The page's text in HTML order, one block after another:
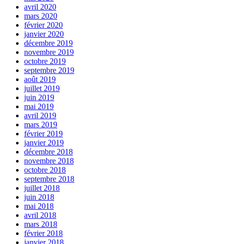
avril 2020
mars 2020
février 2020
janvier 2020
décembre 2019
novembre 2019
octobre 2019
septembre 2019
août 2019
juillet 2019
juin 2019
mai 2019
avril 2019
mars 2019
février 2019
janvier 2019
décembre 2018
novembre 2018
octobre 2018
septembre 2018
juillet 2018
juin 2018
mai 2018
avril 2018
mars 2018
février 2018
janvier 2018